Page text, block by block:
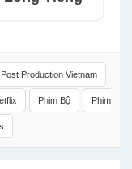
Production Vietnam
Phim Bộ Phim